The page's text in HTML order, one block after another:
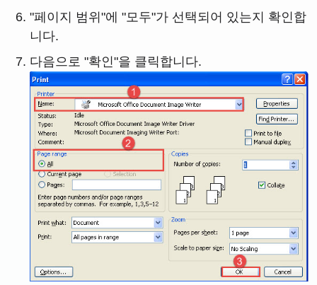
"페이지 범위"에 "모두"가 선택되어 있는지 확인합
니다.
다음으로 "확인"을 클릭합니다.